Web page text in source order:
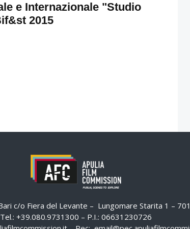
e Internazionale "Studio
2015
c/o Fiera del Levante – Lungomare Starita 1 –
Tel.: +39.080.9731300 – P.I.: 06631230726